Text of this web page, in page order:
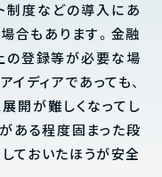
制度などの導入にあ
合もあります。金融
の登録等が必要な場
ディアであっても、
開が難しくなってし
ある程度固まった段
ておいたほうが安全